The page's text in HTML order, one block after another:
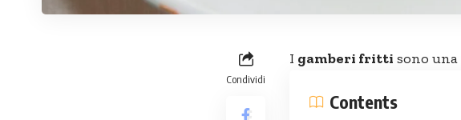
Condividi
I gamberi fritti sono una
Contents